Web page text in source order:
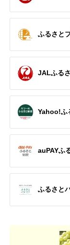
ふるさと
JALふる
Yahoo!ふ
auPAYふ
ふるさと